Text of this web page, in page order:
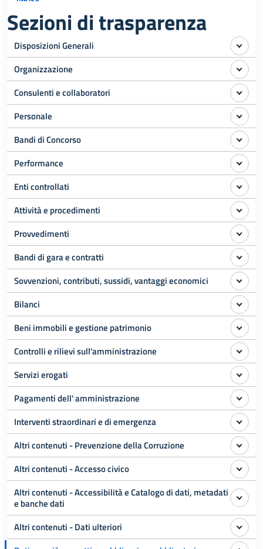
Sezioni di trasparenza
Disposizioni Generali
Organizzazione
Consulenti e collaboratori
Personale
Bandi di Concorso
Performance
Enti controllati
Attività e procedimenti
Provvedimenti
Bandi di gara e contratti
Sovvenzioni, contributi, sussidi, vantaggi economici
Bilanci
Beni immobili e gestione patrimonio
Controlli e rilievi sull'amministrazione
Servizi erogati
Pagamenti dell' amministrazione
Interventi straordinari e di emergenza
Altri contenuti - Prevenzione della Corruzione
Altri contenuti - Accesso civico
Altri contenuti - Accessibilità e Catalogo di dati, metadati
e banche dati
Altri contenuti - Dati ulteriori